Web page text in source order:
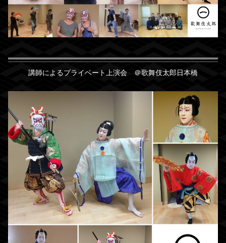
講師によるプライベート上演会 ＠歌舞伎太郎日本橋